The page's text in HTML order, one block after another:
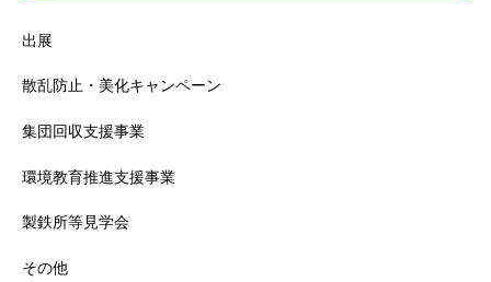
出展
散乱防止・美化キャンペーン
集団回収支援事業
環境教育推進支援事業
製鉄所等見学会
その他